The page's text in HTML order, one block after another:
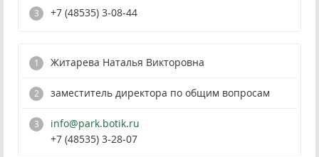
+7 (48535) 3-08-44
Житарева Наталья Викторовна
заместитель директора по общим вопросам
info@park.botik.ru
+7 (48535) 3-28-07